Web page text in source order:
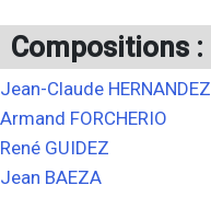
Compositions :
Jean-Claude HERNANDEZ
Armand FORCHERIO
René GUIDEZ
Jean BAEZA